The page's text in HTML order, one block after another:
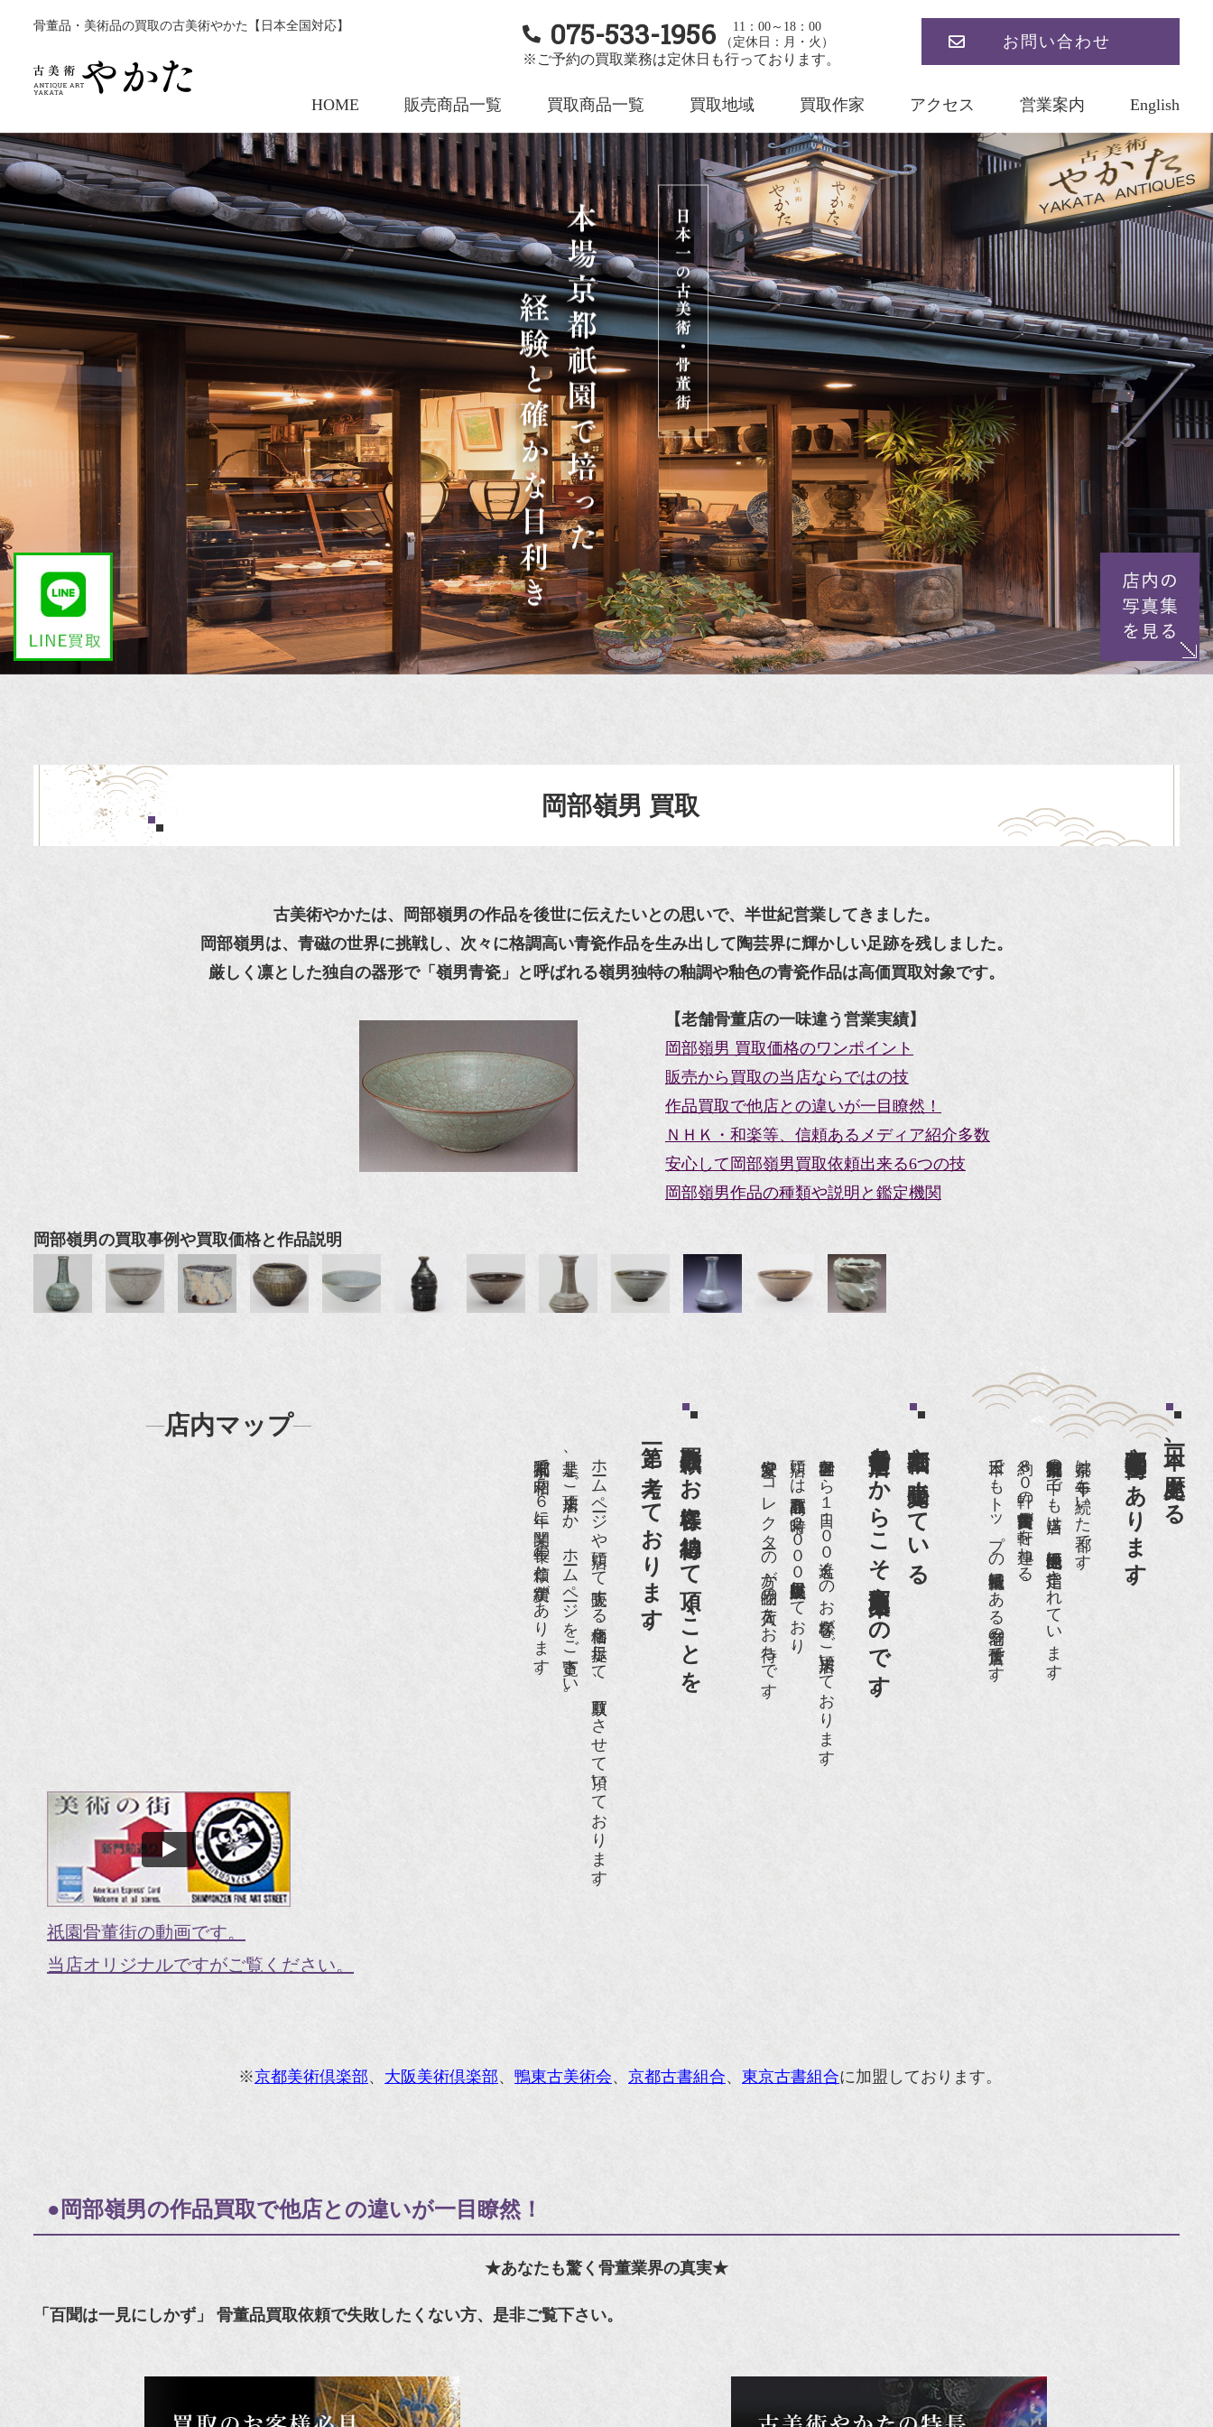
骨董品・美術品の買取の古美術やかた【日本全国対応】 075-533-1956
11：00～18：00
（定休日：月・火）
※ご予約の買取業務は定休日も行っております。
お問い合わせ
HOME 販売商品一覧 買取商品一覧 買取地域 買取作家 アクセス 営業案内 English
岡部嶺男 買取
古美術やかたは、岡部嶺男の作品を後世に伝えたいとの思いで、半世紀営業してきました。
岡部嶺男は、青磁の世界に挑戦し、次々に格調高い青瓷作品を生み出して陶芸界に輝かしい足跡を残しました。
厳しく凛とした独自の器形で「嶺男青瓷」と呼ばれる嶺男独特の釉調や釉色の青瓷作品は高価買取対象です。
【老舗骨董店の一味違う営業実績】
岡部嶺男 買取価格のワンポイント
販売から買取の当店ならではの技
作品買取で他店との違いが一目瞭然！
ＮＨＫ・和楽等、信頼あるメディア紹介多数
安心して岡部嶺男買取依頼出来る6つの技
岡部嶺男作品の種類や説明と鑑定機関
岡部嶺男の買取事例や買取価格と作品説明
店内マップ
祇園骨董街の動画です。
当店オリジナルですがご覧ください。
日本一、歴史ある
京都祇園骨董街にあります。
京都は千年も続いた都です。
京都祇園骨董街の中でも当店は、歴史的保全地区に指定されています。
約８０軒の古美術骨董商が軒を連ねる、
日本でもトップの祇園骨董街にある老舗の骨董店です。
京都祇園で小売販売している
老舗骨董店だからこそ高価買取出来るのです。
世界各国から１日１００名近くのお客様がご来店頂いております。
店頭には買取商品を常時２０００点以上展示販売しており、
愛好家やコレクターの方が品物の入荷をお待ちです。
買取依頼のお客様に納得して頂くことを
第一と考えております。
ホームページや店頭にて販売する価格を提示して、買取りさせて頂いております。
是非、ご来店頂くか、ホームページをご覧下さい。
京都祇園で昭和５６年に開業、長年の信頼と実績があります。
※京都美術倶楽部、 大阪美術倶楽部、 鴨東古美術会、 京都古書組合、 東京古書組合に加盟しております。
●岡部嶺男の作品買取で他店との違いが一目瞭然！
★あなたも驚く骨董業界の真実★
「百聞は一見にしかず」 骨董品買取依頼で失敗したくない方、是非ご覧下さい。